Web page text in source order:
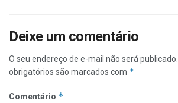
Deixe um comentário
O seu endereço de e-mail não será publicado.
obrigatórios são marcados com *
Comentário *